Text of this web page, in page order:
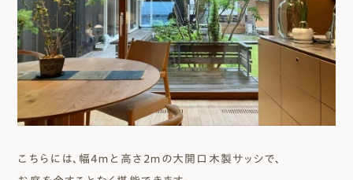
こちらには、幅4ｍと高さ2ｍの大開口木製サッシで、